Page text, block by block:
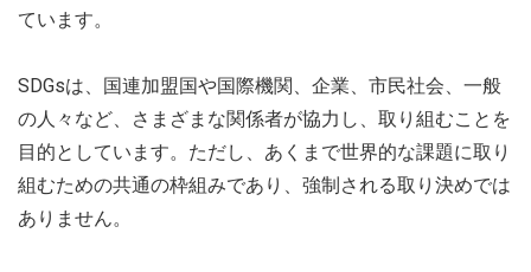
ています。
SDGsは、国連加盟国や国際機関、企業、市民社会、一般
の人々など、さまざまな関係者が協力し、取り組むことを
目的としています。ただし、あくまで世界的な課題に取り
組むための共通の枠組みであり、強制される取り決めでは
ありません。